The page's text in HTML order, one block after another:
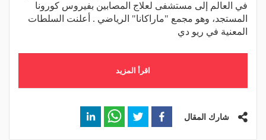
في العالم إلى مستشفى لعلاج المصابين بفيروس كورونا
المستجد، وهو مجمع "ماراكانا" الرياضي . أعلنت السلطات
المعنية في ريو دي
اقرأ المزيد
شارك المقال